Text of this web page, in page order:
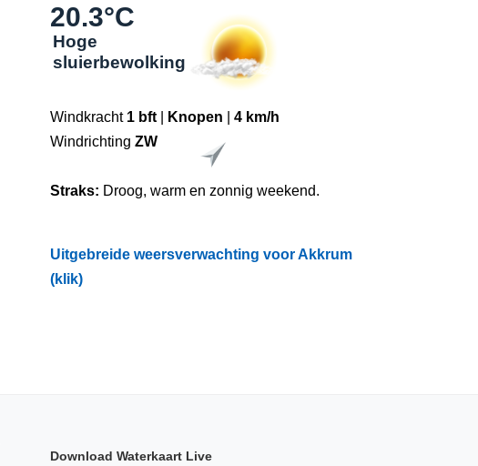
20.3°C
Hoge
sluierbewolking
Windkracht 1 bft Knopen
4 km/h
Windrichting ZW
Straks: Droog, warm en zonnig weekend.
Uitgebreide weersverwachting voor Akkrum
(klik)
Download Waterkaart Live